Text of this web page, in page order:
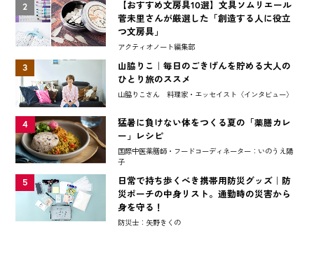
2
【おすすめ文房具10選】文具ソムリエール
菅未里さんが厳選した「創造する人に役立
つ文房具」
アクティオノート編集部
3
山脇りこ｜毎日のごきげんを貯める大人の
ひとり旅のススメ
山脇りこさん 料理家・エッセイスト〈インタビュー〉
4
猛暑に負けない体をつくる夏の「薬膳カレ
ー」レシピ
国際中医薬膳師・フードコーディネーター：いのうえ陽
子
5
日常で持ち歩くべき携帯用防災グッズ｜防
災ポーチの中身リスト。通勤時の災害から
身を守る！
防災士：矢野きくの